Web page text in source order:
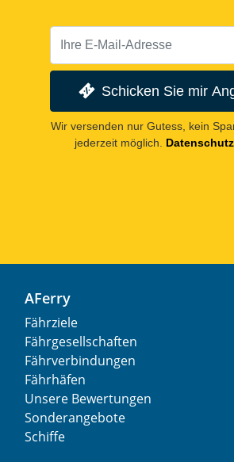
Schicken Sie mir
Wir versenden nur Gutess, kein
jederzeit möglich.
AFerry
Fährziele
Fährgesellschaften
Fährverbindungen
Fährhäfen
Unsere Bewertungen
Sonderangebote
Schiffe